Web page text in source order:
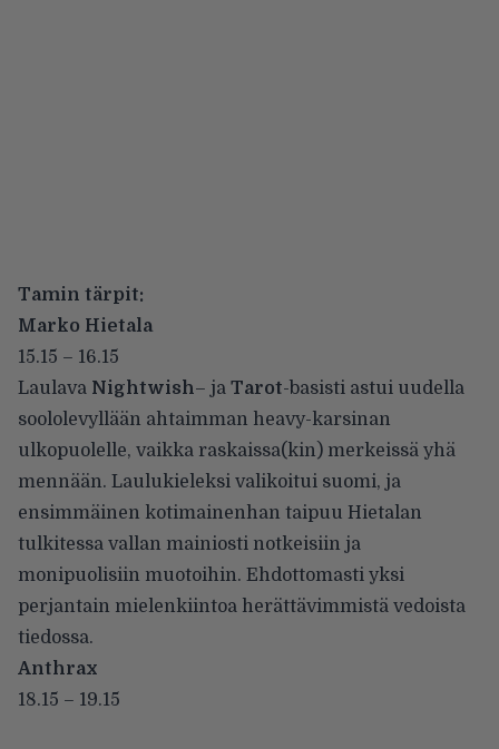
Tamin tärpit:
Marko Hietala
15.15 – 16.15
Laulava Nightwish– ja Tarot-basisti astui uudella
soololevyllään ahtaimman heavy-karsinan
ulkopuolelle, vaikka raskaissa(kin) merkeissä yhä
mennään. Laulukieleksi valikoitui suomi, ja
ensimmäinen kotimainenhan taipuu Hietalan
tulkitessa vallan mainiosti notkeisiin ja
monipuolisiin muotoihin. Ehdottomasti yksi
perjantain mielenkiintoa herättävimmistä vedoista
tiedossa.
Anthrax
18.15 – 19.15